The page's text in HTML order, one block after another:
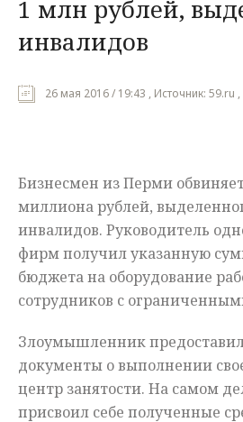
Культура
Общество
1 млн рублей,
инвалидов
26 мая 2016 / 19:43 , Источник: 59.ru
Бизнесмен изПерми
миллионарублей,
инвалидов. Руководитель
фирмполучилуказанную
бюджетана оборудование
сотрудников с
Злоумышленник
документы овыполнении
центр занятости. На самом
присвоил себе полученные